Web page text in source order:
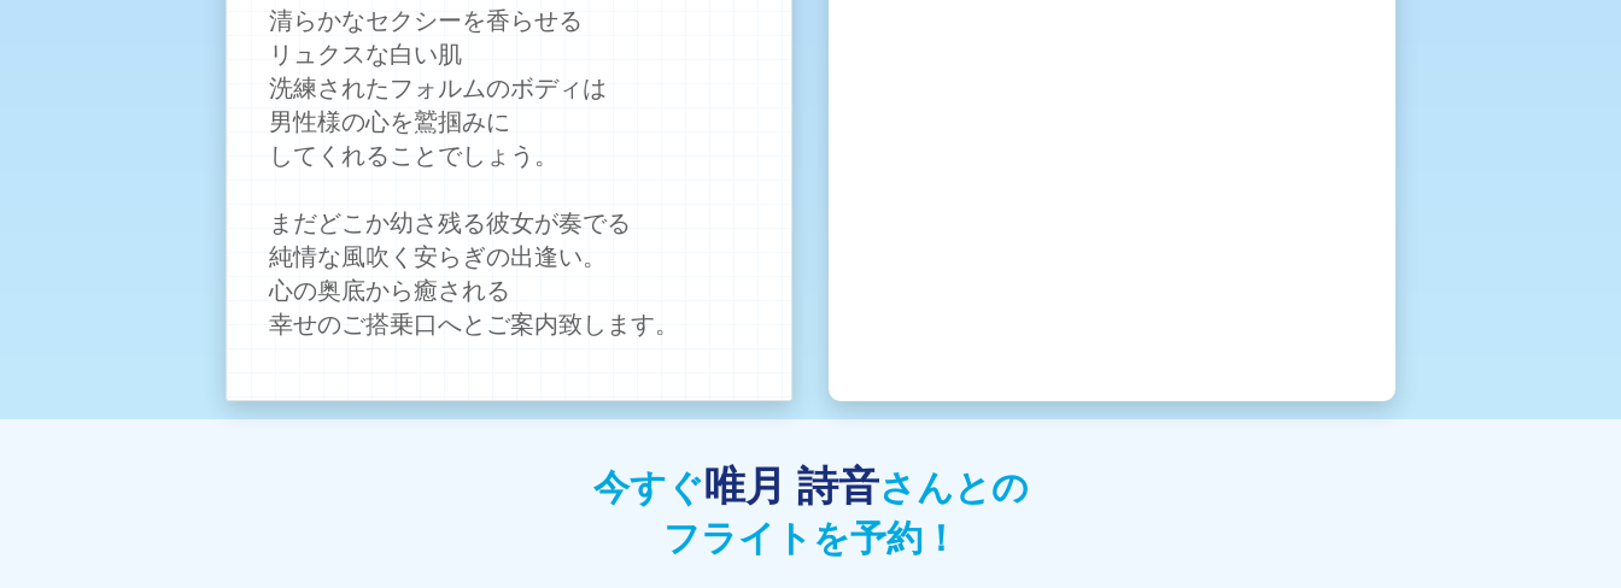
清らかなセクシーを香らせる
リュクスな白い肌
洗練されたフォルムのボディは
男性様の心を鷲掴みに
してくれることでしょう。
まだどこか幼さ残る彼女が奏でる
純情な風吹く安らぎの出逢い。
心の奥底から癒される
幸せのご搭乗口へとご案内致します。
今すぐ唯月 詩音さんとの
フライトを予約！